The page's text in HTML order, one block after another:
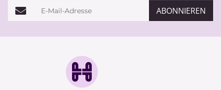
E-Mail-Adresse ABONNIEREN